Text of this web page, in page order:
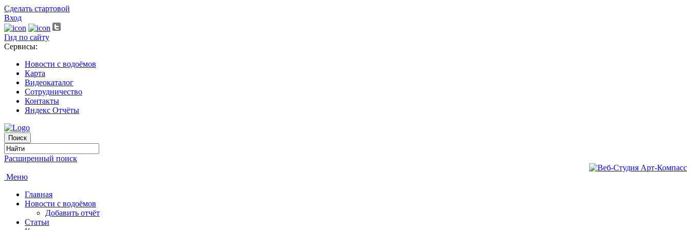
Сделать стартовой
Вход
Гид по сайту
Сервисы:
Новости с водоёмов
Карта
Видеокаталог
Сотрудничество
Контакты
Яндекс Отчёты
Расширенный поиск
Меню
Главная
Новости с водоёмов
Добавить отчёт
Статьи